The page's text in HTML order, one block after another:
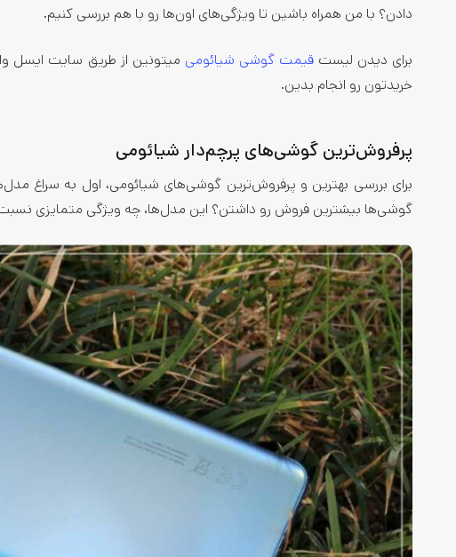
دادن؟ با من همراه باشین تا ویژگی‌های اون‌ها رو با هم بررسی کنیم.
برای دیدن لیستقیمت گوشی شیائومی میتونین از طریق سایت ایسل
خریدتون رو انجام بدین.
پرفروش‌ترین گوشی‌های پرچم‌دار شیائومی
برای بررسی بهترین و پرفروش‌ترین گوشی‌های شیائومی، اول به سراغ
گوشی‌ها بیشترین فروش رو داشتن؟ این مدل‌ها، ‌چه ویژگی متمایزی نسبت